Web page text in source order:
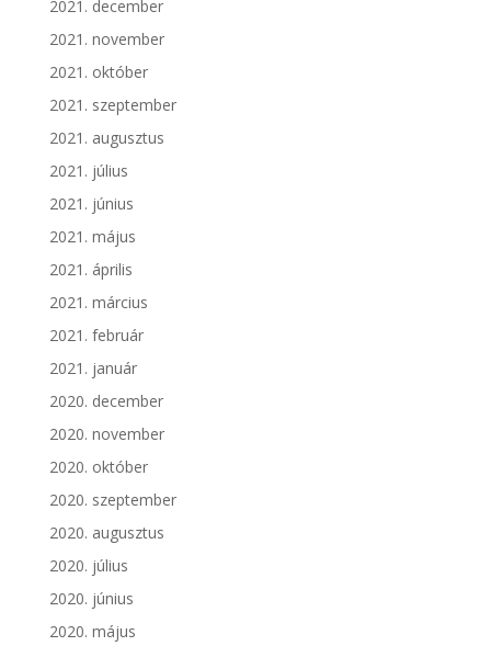
2021. december
2021. november
2021. október
2021. szeptember
2021. augusztus
2021. július
2021. június
2021. május
2021. április
2021. március
2021. február
2021. január
2020. december
2020. november
2020. október
2020. szeptember
2020. augusztus
2020. július
2020. június
2020. május